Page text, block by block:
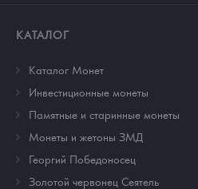
КАТАЛОГ
Каталог Монет
Инвестиционные монеты
Памятные и старинные монеты
Монеты и жетоны ЗМД
Георгий Победоносец
Золотой червонец Сеятель